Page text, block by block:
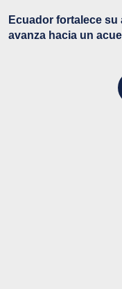
Ecuador fortalece
avanza hacia un